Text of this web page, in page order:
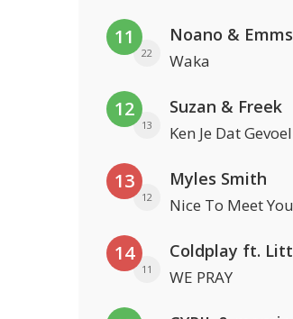
11
22
Noano & Emms
Waka
12
13
Suzan & Freek
Ken Je Dat Gevoel
13
12
Myles Smith
Nice To Meet You
14
11 WE PRAY